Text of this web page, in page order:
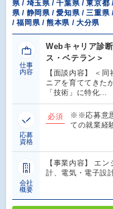
県 / 埼玉県 / 千葉県 / 東京都
県 / 静岡県 / 愛知県 / 三重
/ 福岡県 / 熊本県 / 大分県
仕事
内容
Webキャリア診
ス・ベテラン＞
【面談内容】 ＜
ニアを育ててきた
「技術」に特化…
応募
資格
必須
※※応募意
ての就業経
会社
概要
【事業内容】 エ
計、電気・電子設